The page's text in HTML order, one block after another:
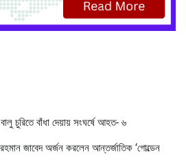
চুরিতে বাঁধা দেয়ায় সংঘর্ষে আহত- ৬
জাবেদ অর্জন করলেন আন্তর্জাতিক ‘গোল্ডেন